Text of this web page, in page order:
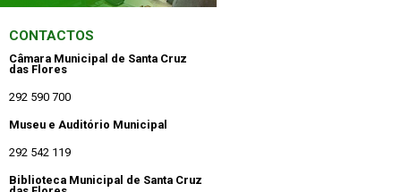
CONTACTOS
Câmara Municipal de Santa Cruz
das Flores
292 590 700
Museu e Auditório Municipal
292 542 119
Biblioteca Municipal de Santa Cruz